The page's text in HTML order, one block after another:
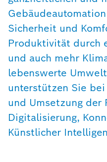
Sicherheit und
Produktivität durch
und auch mehr
lebenswerte
unterstützen Sie
und Umsetzung der
Digitalisierung,
Künstlicher